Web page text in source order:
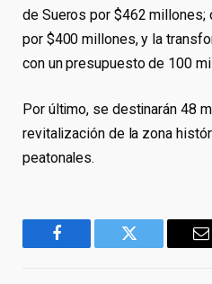
de Sueros por $462 millones;
por $400 millones, y la
con un presupuesto de 100
Por último, se destinarán 48
revitalización de la zona
peatonales.
Facebook Twitter